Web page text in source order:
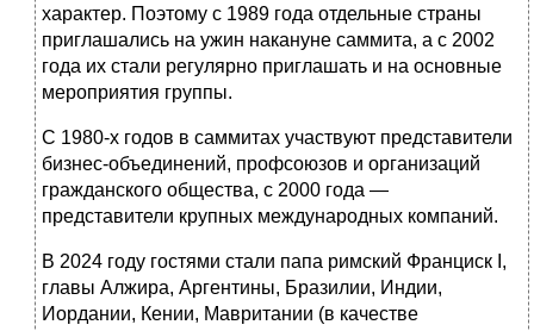
характер. Поэтому с 1989 года отдельные страны
приглашались на ужин накануне саммита, а с 2002
года их стали регулярно приглашать и на основные
мероприятия группы.
С 1980-х годов в саммитах участвуют представители
бизнес-объединений, профсоюзов и организаций
гражданского общества, с 2000 года —
представители крупных международных компаний.
В 2024 году гостями стали папа римский Франциск I,
главы Алжира, Аргентины, Бразилии, Индии,
Иордании, Кении, Мавритании (в качестве